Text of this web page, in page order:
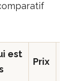
est
Prix